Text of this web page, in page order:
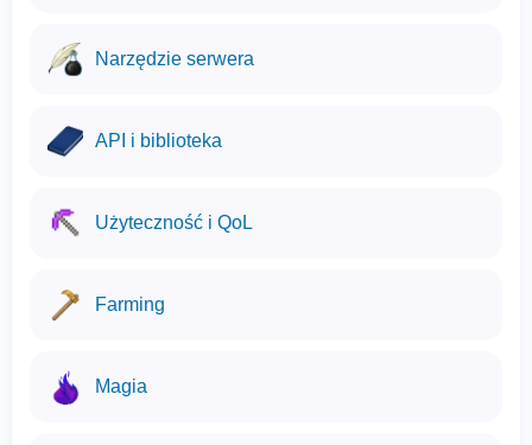
Narzędzie serwera
API i biblioteka
Użyteczność i QoL
Farming
Magia